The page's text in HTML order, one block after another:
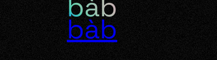
bàb